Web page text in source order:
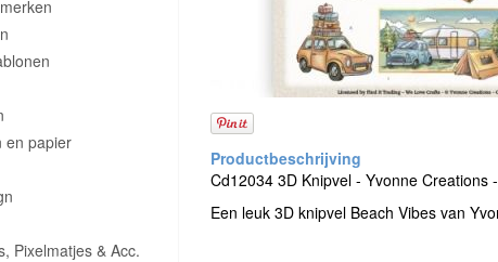
en papier
Pixelmatjes & Acc.
Cd12034 3D Knipvel - Yvonne Creations
Een leuk 3D knipvel Beach Vibes van